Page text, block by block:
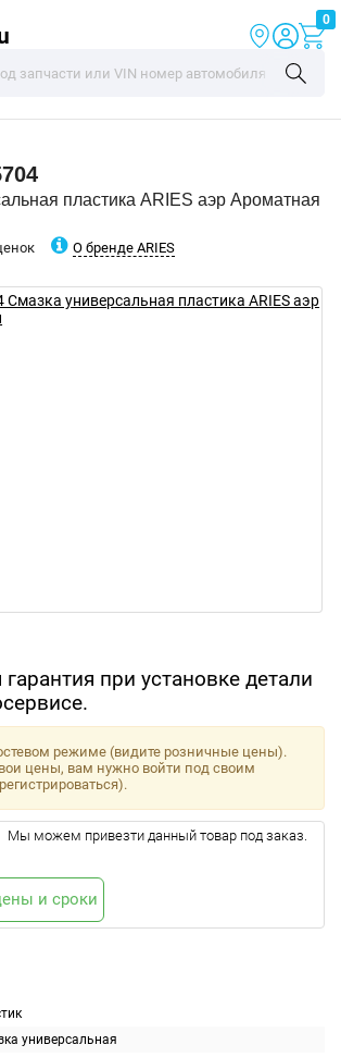
0
пластика ARIES аэр Ароматная
О бренде ARIES
при установке детали
универсальная
режиме (видите розничные цены).
цены, вам нужно войти под своим
Мы можем привезти данный товар под заказ.
и сроки